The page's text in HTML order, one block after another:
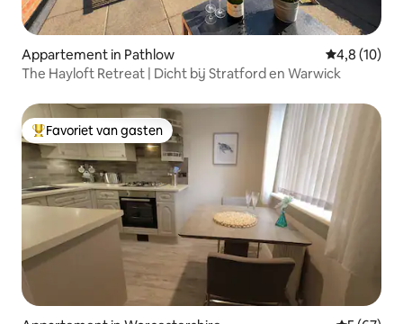
Appartement in Pathlow
4,8 (10)
The Hayloft Retreat | Dicht bij Stratford en Warwick
Topfavoriet van gasten
Favoriet van gasten